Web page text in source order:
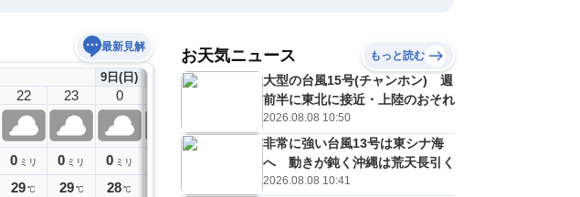
最新見解
22
0 ミリ
29℃
23
0 ミリ
29 ℃
9日(日)
0
0 ミリ
28℃
3
ミリ
28
4
0 ミリ
27
5
0 ミリ
27
6
0ミリ
7
0ミリ
お天気ニュース もっと読む
大型の台風15号(チャンホン) 週
前半に東北に接近・上陸のおそれ
2026.08.08 10:50
非常に強い台風13号は東シナ海
へ 動きが鈍く沖縄は荒天長引く
2026.08.08 10:41